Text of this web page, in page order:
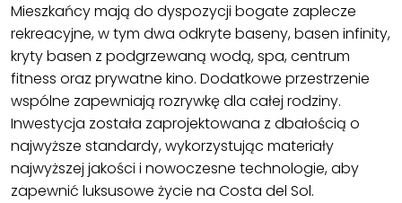
Mieszkańcy mają do dyspozycji bogate zaplecze
rekreacyjne, w tym dwa odkryte baseny, basen infinity,
kryty basen z podgrzewaną wodą, spa, centrum
fitness oraz prywatne kino. Dodatkowe przestrzenie
wspólne zapewniają rozrywkę dla całej rodziny.
Inwestycja została zaprojektowana z dbałością o
najwyższe standardy, wykorzystując materiały
najwyższej jakości i nowoczesne technologie, aby
zapewnić luksusowe życie na Costa del Sol.